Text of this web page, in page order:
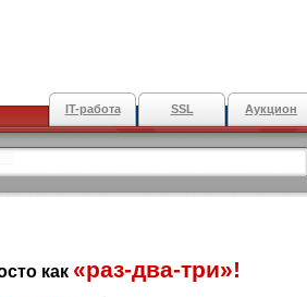
IT-работа SSL Аукцион
как «раз-два-три»!